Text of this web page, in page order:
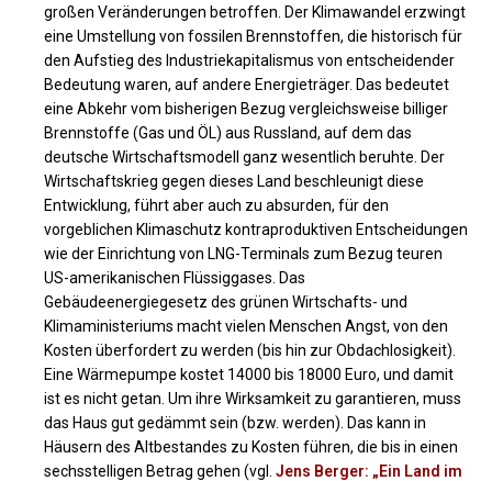
großen Veränderungen betroffen. Der Klimawandel erzwingt
eine Umstellung von fossilen Brennstoffen, die historisch für
den Aufstieg des Industriekapitalismus von entscheidender
Bedeutung waren, auf andere Energieträger. Das bedeutet
eine Abkehr vom bisherigen Bezug vergleichsweise billiger
Brennstoffe (Gas und ÖL) aus Russland, auf dem das
deutsche Wirtschaftsmodell ganz wesentlich beruhte. Der
Wirtschaftskrieg gegen dieses Land beschleunigt diese
Entwicklung, führt aber auch zu absurden, für den
vorgeblichen Klimaschutz kontraproduktiven Entscheidungen
wie der Einrichtung von LNG-Terminals zum Bezug teuren
US-amerikanischen Flüssiggases. Das
Gebäudeenergiegesetz des grünen Wirtschafts- und
Klimaministeriums macht vielen Menschen Angst, von den
Kosten überfordert zu werden (bis hin zur Obdachlosigkeit).
Eine Wärmepumpe kostet 14000 bis 18000 Euro, und damit
ist es nicht getan. Um ihre Wirksamkeit zu garantieren, muss
das Haus gut gedämmt sein (bzw. werden). Das kann in
Häusern des Altbestandes zu Kosten führen, die bis in einen
sechsstelligen Betrag gehen (vgl. Jens Berger: „Ein Land im